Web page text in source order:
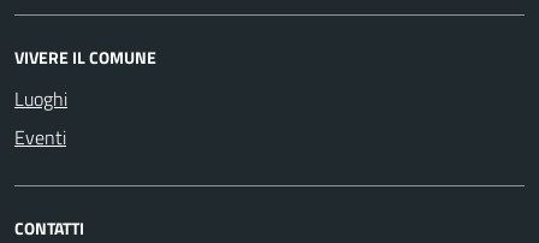
VIVERE IL COMUNE
Luoghi
Eventi
CONTATTI